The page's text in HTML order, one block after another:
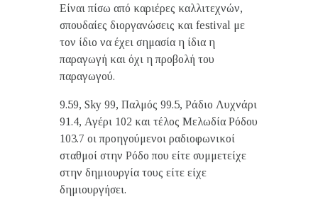
Είναι πίσω από καριέρες καλλιτεχνών,
σπουδαίες διοργανώσεις και festival με
τον ίδιο να έχει σημασία η ίδια η
παραγωγή και όχι η προβολή του
παραγωγού.
9.59, Sky 99, Παλμός 99.5, Ράδιο Λυχνάρι
91.4, Αγέρι 102 και τέλος Μελωδία Ρόδου
103.7 οι προηγούμενοι ραδιοφωνικοί
σταθμοί στην Ρόδο που είτε συμμετείχε
στην δημιουργία τους είτε είχε
δημιουργήσει.